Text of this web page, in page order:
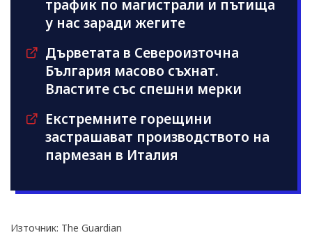
трафик по магистрали и пътища
у нас заради жегите
Дърветата в Североизточна
България масово съхнат.
Властите със спешни мерки
Екстремните горещини
застрашават производството на
пармезан в Италия
Източник: The Guardian